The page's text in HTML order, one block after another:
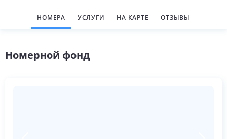
НОМЕРА УСЛУГИ НА КАРТЕ ОТЗЫВЫ
Номерной фонд